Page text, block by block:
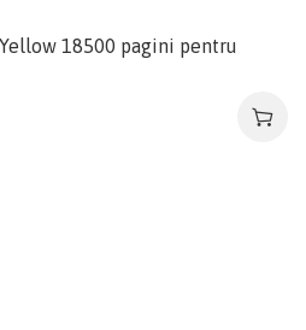
18500 pagini pentru